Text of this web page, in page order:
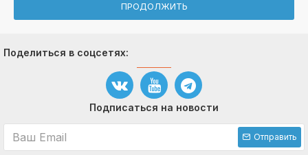
ПРОДОЛЖИТЬ
Поделиться в соцсетях:
Подписаться на новости
Отправить